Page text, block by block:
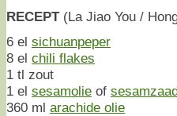
RECEPT(La Jiao You /
6 el sichuanpeper
8 el chili flakes
1 tl zout
1 el sesamolie of
360 ml arachide olie